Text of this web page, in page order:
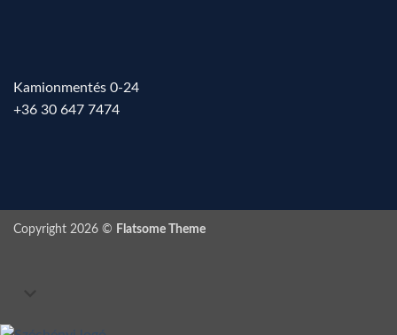
Kamionmentés 0-24
+36 30 647 7474
Copyright 2026 © Flatsome Theme